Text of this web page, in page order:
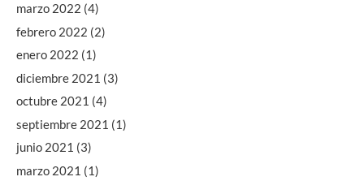
marzo 2022 (4)
febrero 2022 (2)
enero 2022 (1)
diciembre 2021 (3)
octubre 2021 (4)
septiembre 2021 (1)
junio 2021 (3)
marzo 2021 (1)